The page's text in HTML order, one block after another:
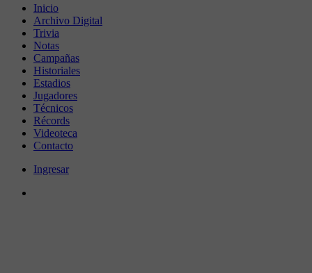
Inicio
Archivo Digital
Trivia
Notas
Campañas
Historiales
Estadios
Jugadores
Técnicos
Récords
Videoteca
Contacto
Ingresar